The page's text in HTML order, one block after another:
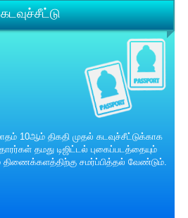
கடவுச்சீட்டு
10ஆம் திகதி முதல் கடவுச்சீட்டுக்காக
தமது டிஜிட்டல் புகைப்படத்தையும்
சமர்ப்பித்தல் வேண்டும்.